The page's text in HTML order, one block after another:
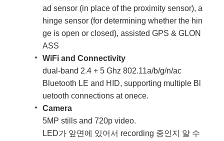
ad sensor (in place of the proximity sensor), a
hinge sensor (for determining whether the hin
ge is open or closed), assisted GPS & GLON
ASS
WiFi and Connectivity
dual-band 2.4 + 5 Ghz 802.11a/b/g/n/ac
Bluetooth LE and HID, supporting multiple Bl
uetooth connections at onece.
Camera
5MP stills and 720p video.
LED가 앞면에 있어서 recording 중인지 알 수